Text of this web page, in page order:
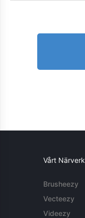
Vårt Närverk
Brusheezy
Vecteezy
Videezy